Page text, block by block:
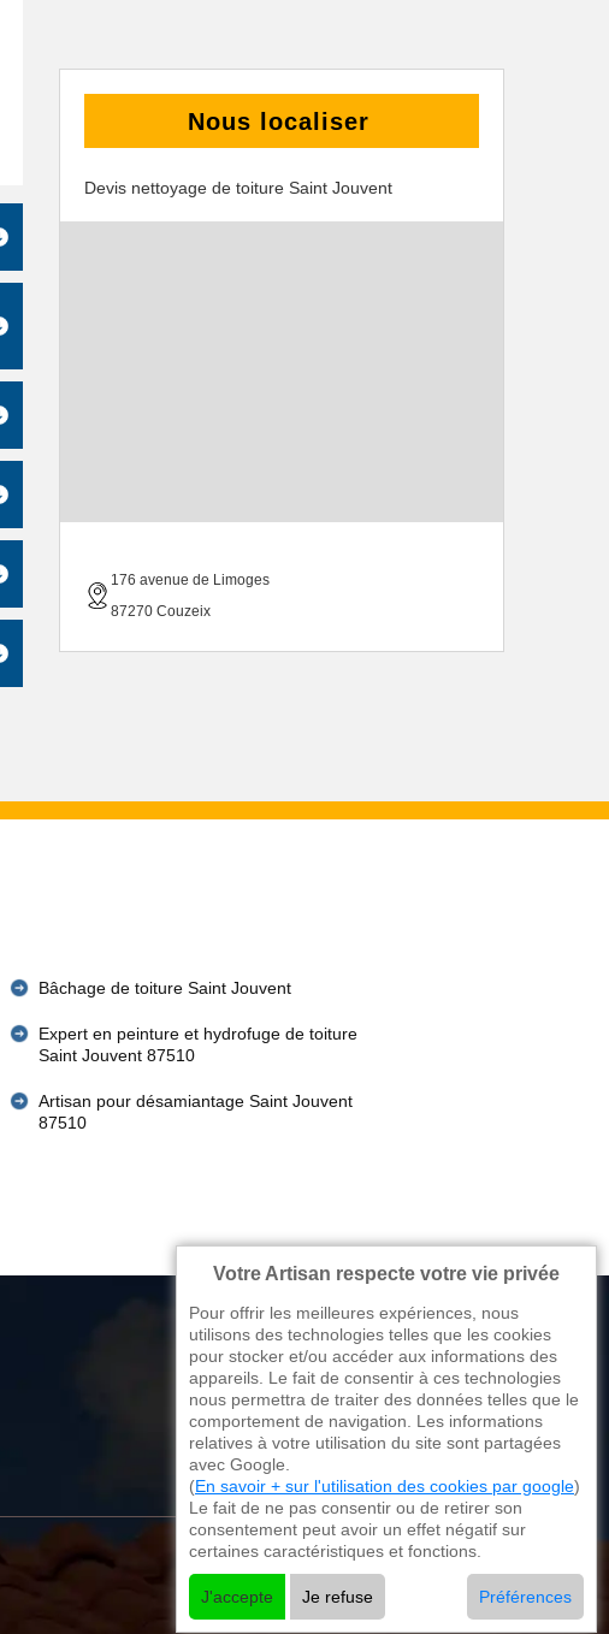
Nous localiser
Devis nettoyage de toiture Saint Jouvent
176 avenue de Limoges
87270 Couzeix
Bâchage de toiture Saint Jouvent
Expert en peinture et hydrofuge de toiture
Saint Jouvent 87510
Artisan pour désamiantage Saint Jouvent
87510
176 avenue de Limoges
87270 Couzeix
Votre Artisan respecte votre vie privée
Pour offrir les meilleures expériences, nous
utilisons des technologies telles que les cookies
pour stocker et/ou accéder aux informations des
appareils. Le fait de consentir à ces technologies
nous permettra de traiter des données telles que le
comportement de navigation. Les informations
relatives à votre utilisation du site sont partagées
avec Google.
(En savoir + sur l'utilisation des cookies par google)
Le fait de ne pas consentir ou de retirer son
consentement peut avoir un effet négatif sur
certaines caractéristiques et fonctions.
J'accepte Je refuse Préférences